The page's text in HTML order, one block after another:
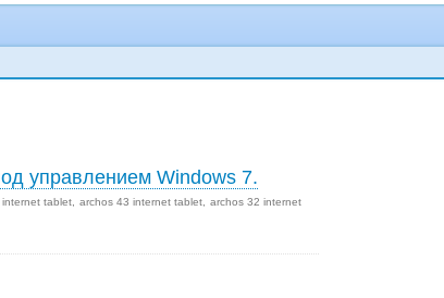
управлением Windows 7.
tablet archos 43 internet tablet
archos 32 internet